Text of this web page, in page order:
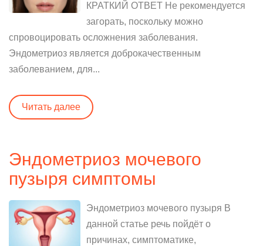
КРАТКИЙ ОТВЕТ Не рекомендуется
загорать, поскольку можно
спровоцировать осложнения заболевания.
Эндометриоз является доброкачественным
заболеванием, для...
Читать далее
Эндометриоз мочевого
пузыря симптомы
Эндометриоз мочевого пузыря В
данной статье речь пойдёт о
причинах, симптоматике,